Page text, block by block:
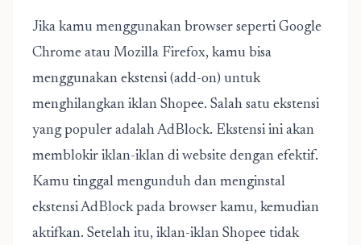
Jika kamu menggunakan browser seperti Google
Chrome atau Mozilla Firefox, kamu bisa
menggunakan ekstensi (add-on) untuk
menghilangkan iklan Shopee. Salah satu ekstensi
yang populer adalah AdBlock. Ekstensi ini akan
memblokir iklan-iklan di website dengan efektif.
Kamu tinggal mengunduh dan menginstal
ekstensi AdBlock pada browser kamu, kemudian
aktifkan. Setelah itu, iklan-iklan Shopee tidak